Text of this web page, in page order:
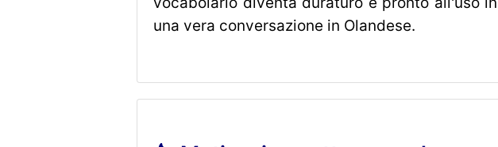
una vera conversazione in Olandese.